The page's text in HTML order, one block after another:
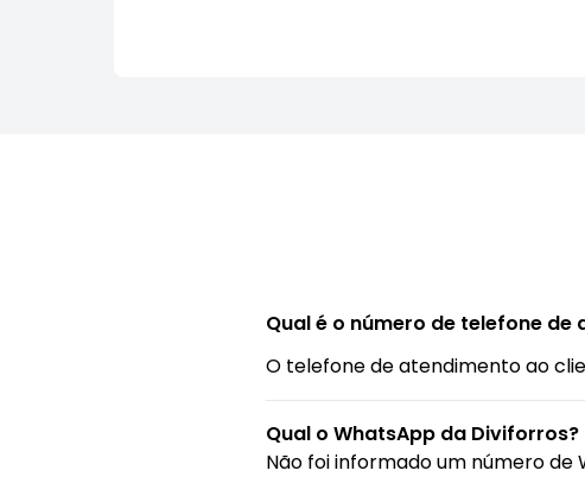
Qual é o número de telefone
O telefone de atendimento ao
Qual o WhatsApp da Diviforros?
Não foi informado um número